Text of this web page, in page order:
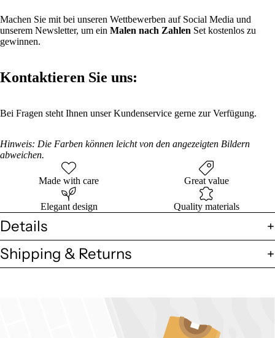
Machen Sie mit bei unseren Wettbewerben auf Social Media und
unserem Newsletter, um ein Malen nach Zahlen Set kostenlos zu
gewinnen.
Kontaktieren Sie uns:
Bei Fragen steht Ihnen unser Kundenservice gerne zur Verfügung.
Hinweis: Die Farben können leicht von den angezeigten Bildern
abweichen.
Made with care Great value
Elegant design Quality materials
Details
Shipping & Returns